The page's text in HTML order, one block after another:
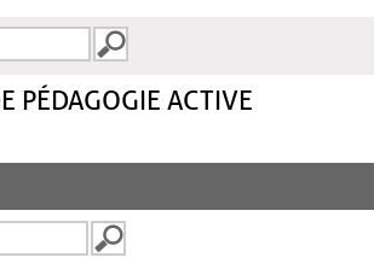
PÉDAGOGIE ACTIVE